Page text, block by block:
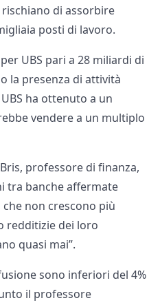
rischiano di assorbire
posti di lavoro.
UBS pari a 28 miliardi di
la presenza di attività
UBS ha ottenuto a un
vendere a un multiplo
professore di finanza,
tra banche affermate
che non crescono più
redditizie dei loro
quasi mai”.
sono inferiori del 4%
il professore